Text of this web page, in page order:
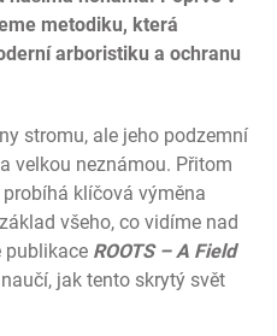
metodiku, která
arboristiku a ochranu
stromu, ale jeho podzemní
velkou neznámou. Přitom
klíčová výměna
všeho, co vidíme nad
publikace ROOTS – A Field
jak tento skrytý svět